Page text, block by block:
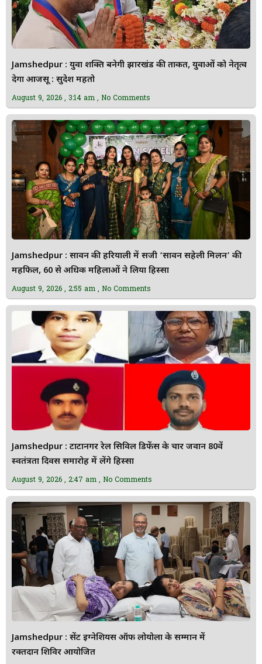
Jamshedpur : युवा शक्ति बनेगी झारखंड की ताकत, युवाओं को नेतृत्व
देगा आजसू : सुदेश महतो
August 9, 2026 3:14 am No Comments
Jamshedpur : सावन की हरियाली में सजी ‘सावन सहेली मिलन’ की
महफिल, 60 से अधिक महिलाओं ने लिया हिस्सा
August 9, 2026 2:55 am No Comments
Jamshedpur : टाटानगर रेल सिविल डिफेंस के चार जवान 80वें
स्वतंत्रता दिवस समारोह में लेंगे हिस्सा
August 9, 2026 2:47 am No Comments
Jamshedpur : सेंट इग्नेशियस ऑफ लोयोला के सम्मान में
रक्तदान शिविर आयोजित